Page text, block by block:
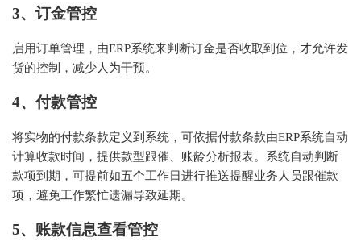
3、订金管控
启用订单管理，由ERP系统来判断订金是否收取到位，才允许发
货的控制，减少人为干预。
4、付款管控
将实物的付款条款定义到系统，可依据付款条款由ERP系统自动
计算收款时间，提供款型跟催、账龄分析报表。系统自动判断
款项到期，可提前如五个工作日进行推送提醒业务人员跟催款
项，避免工作繁忙遗漏导致延期。
5、账款信息查看管控